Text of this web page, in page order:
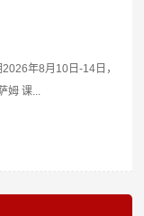
年8月10日-14日，
课...